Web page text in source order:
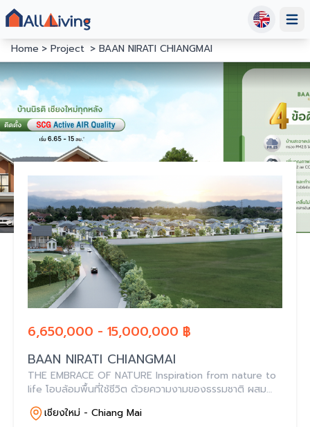
Home
Project BAAN NIRATI CHIANGMAI
6,650,000 - 15,000,000 ฿
BAAN NIRATI CHIANGMAI
THE EMBRACE OF NATURE Inspiration from nature to
life โอบล้อมพื้นที่ใช้ชีวิต ด้วยความงามของธรรมชาติ ผสม
ผสานกับความงามของการใช้ชีวิต..
เชียงใหม่ - Chiang Mai